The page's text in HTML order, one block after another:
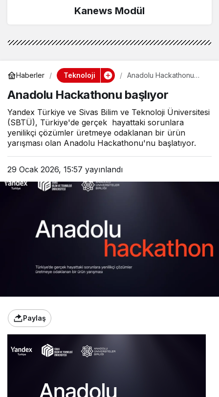
Kanews Modül
Haberler Teknoloji
Anadolu Hackathonu
Anadolu Hackathonu başlıyor
Yandex Türkiye ve Sivas Bilim ve Teknoloji Üniversitesi
(SBTÜ), Türkiye'de gerçek hayattaki sorunlara
yenilikçi çözümler üretmeye odaklanan bir ürün
yarışması olan Anadolu Hackathonu'nu başlatıyor.
29 Ocak 2026, 15:57 yayınlandı
Paylaş